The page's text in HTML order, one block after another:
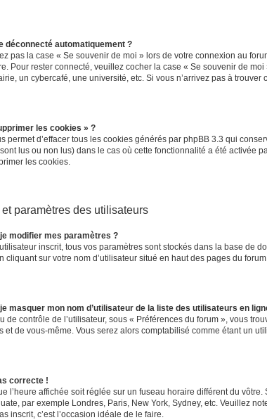
déconnecté automatiquement ?
pas la case « Se souvenir de moi » lors de votre connexion au
Pour rester connecté, veuillez cocher la case « Se souvenir de
un cybercafé, une université, etc. Si vous n’arrivez pas à
les cookies » ?
permet d’effacer tous les cookies générés par phpBB 3.3 qui
lus ou non lus) dans le cas où cette fonctionnalité a été activée
les cookies.
paramètres des utilisateurs
modifier mes paramètres ?
inscrit, tous vos paramètres sont stockés dans la base de
cliquant sur votre nom d’utilisateur situé en haut des pages du
masquer mon nom d’utilisateur de la liste des utilisateurs en
de contrôle de l’utilisateur, sous « Préférences du forum », vous
et de vous-même. Vous serez alors comptabilisé comme étant un
correcte !
l’heure affichée soit réglée sur un fuseau horaire différent du
par exemple Londres, Paris, New York, Sydney, etc. Veuillez
inscrit, c’est l’occasion idéale de le faire.